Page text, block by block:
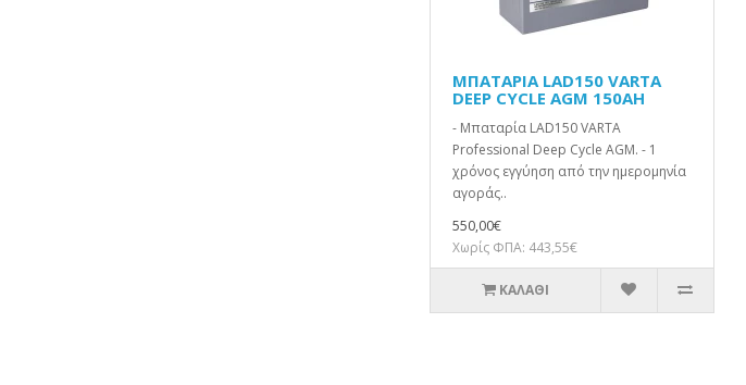
ΜΠΑΤΑΡΙΑ LAD150 VARTA
DEEP CYCLE AGM 150AH
- Μπαταρία LAD150 VARTA
Professional Deep Cycle AGM. - 1
χρόνος εγγύηση από την ημερομηνία
αγοράς..
550,00€
Χωρίς ΦΠΑ: 443,55€
ΚΑΛΆΘΙ